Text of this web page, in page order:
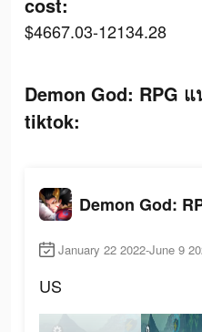
$4667.03-12134.28
Demon God: RPG
tiktok:
Demon God:
January 22 2022-June 9
US